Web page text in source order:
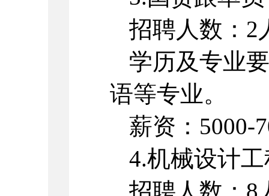
招聘人数：2
学历及专业
语等专业。
薪资：5000-
4.机械设计